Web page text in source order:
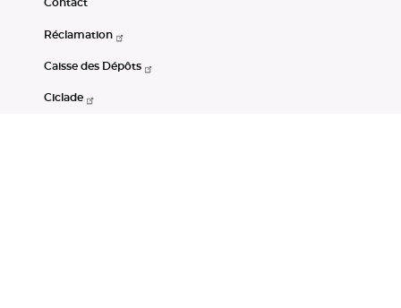
Contact
Réclamation
Caisse des Dépôts
Ciclade